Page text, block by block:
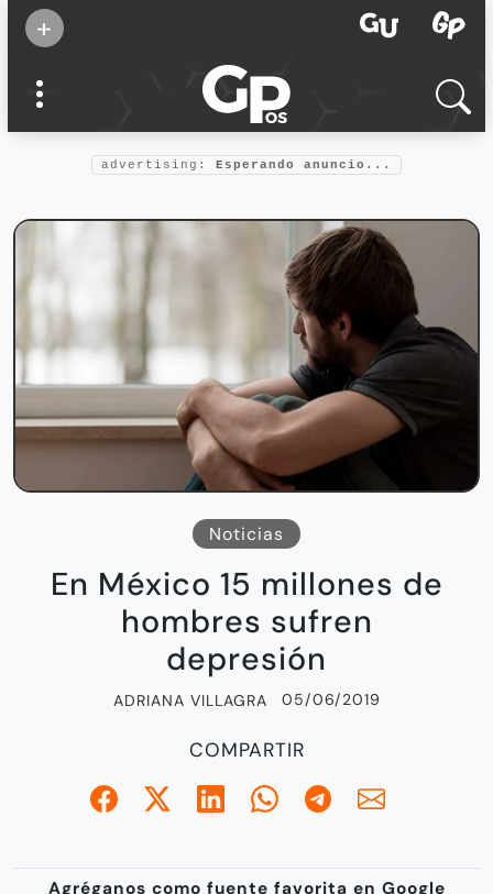
+
confianza
Foro salud
advertising: Esperando anuncio...
Noticias
En México 15 millones de
hombres sufren
depresión
ADRIANA VILLAGRA 05/06/2019
COMPARTIR
Agréganos como fuente favorita en Google